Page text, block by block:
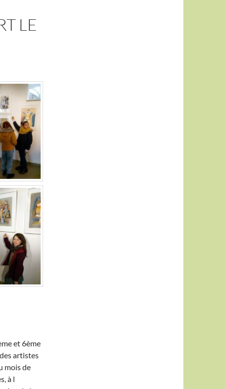
LE
et 6ème
artistes
mois de
à l